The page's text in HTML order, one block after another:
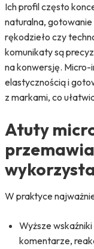
Ich profil często
naturalna,
rękodzieło czy
komunikaty są
na konwersję.
elastycznością i
z markami, co
Atuty
W praktyce
Wyższe
komentarze,